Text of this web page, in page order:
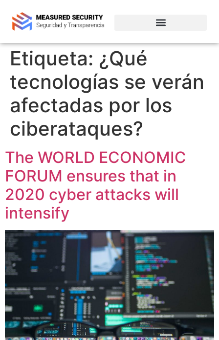
Etiqueta: ¿Qué
tecnologías se verán
afectadas por los
ciberataques?
The WORLD ECONOMIC
FORUM ensures that in
2020 cyber attacks will
intensify